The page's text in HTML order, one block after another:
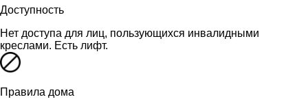
Доступность
Нет доступа для лиц, пользующихся инвалидными
креслами. Есть лифт.
Правила дома